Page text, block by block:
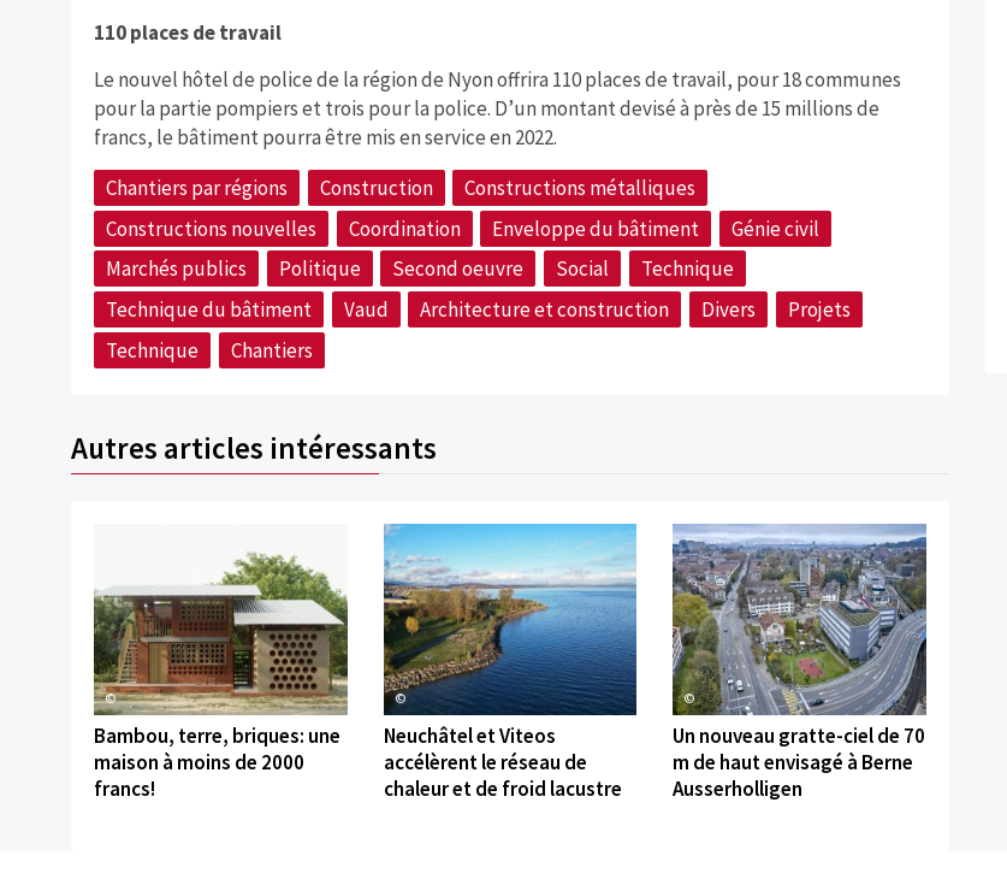
110 places de travail
Le nouvel hôtel de police de la région de Nyon offrira 110 places de travail, pour 18 communes
pour la partie pompiers et trois pour la police. D’un montant devisé à près de 15 millions de
francs, le bâtiment pourra être mis en service en 2022.
Chantiers par régions
Construction
Constructions métalliques
Constructions nouvelles
Coordination Enveloppe du bâtiment
Génie civil
Marchés publics
Politique Second oeuvre Social
Technique
Technique du bâtiment
Vaud Architecture et construction Divers
Projets
Technique
Chantiers
Autres articles intéressants
©
Bambou, terre, briques: une
maison à moins de 2000
francs!
©
Neuchâtel et Viteos
accélèrent le réseau de
chaleur et de froid lacustre
©
Un nouveau gratte-ciel de 70
m de haut envisagé à Berne
Ausserholligen